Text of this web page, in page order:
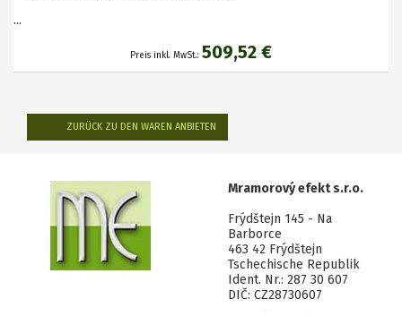
...
Preis inkl. MwSt.: 509,52 €
ZURÜCK ZU DEN WAREN ANBIETEN
Mramorový efekt s.r.o.
Frýdštejn 145 - Na
Barborce
463 42 Frýdštejn
Tschechische Republik
Ident. Nr.: 287 30 607
DIČ: CZ28730607